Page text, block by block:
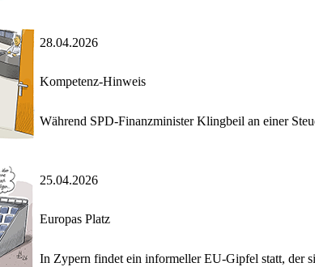
28.04.2026
Kompetenz-Hinweis
Während SPD-Finanzminister Klingbeil an einer
25.04.2026
Europas Platz
In Zypern findet ein informeller EU-Gipfel statt, der